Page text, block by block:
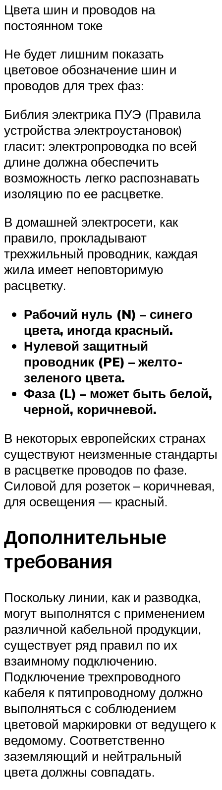
Цвета шин и проводов на
постоянном токе
Не будет лишним показать
цветовое обозначение шин и
проводов для трех фаз:
Библия электрика ПУЭ (Правила
устройства электроустановок)
гласит: электропроводка по всей
длине должна обеспечить
возможность легко распознавать
изоляцию по ее расцветке.
В домашней электросети, как
правило, прокладывают
трехжильный проводник, каждая
жила имеет неповторимую
расцветку.
Рабочий нуль (N) – синего
цвета, иногда красный.
Нулевой защитный
проводник (PE) – желто-
зеленого цвета.
Фаза (L) – может быть белой,
черной, коричневой.
В некоторых европейских странах
существуют неизменные стандарты
в расцветке проводов по фазе.
Силовой для розеток – коричневая,
для освещения — красный.
Дополнительные
требования
Поскольку линии, как и разводка,
могут выполнятся с применением
различной кабельной продукции,
существует ряд правил по их
взаимному подключению.
Подключение трехпроводного
кабеля к пятипроводному должно
выполняться с соблюдением
цветовой маркировки от ведущего к
ведомому. Соответственно
заземляющий и нейтральный
цвета должны совпадать.